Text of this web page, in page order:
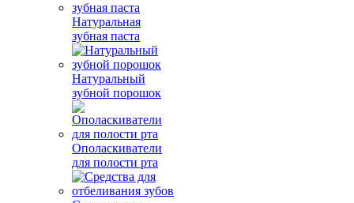
Натуральная
зубная паста
Натуральный
зубной порошок
Ополаскиватели
для полости рта